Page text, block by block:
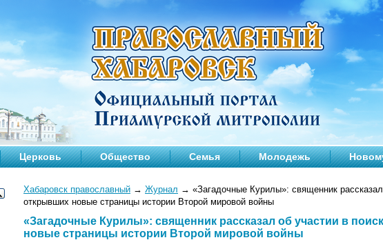
Церковь Общество Семья Молодежь
Хабаровск православный → Журнал → «Загадочные Курилы»: священник
открывших новые страницы истории Второй мировой войны
«Загадочные Курилы»: священник рассказал об участии в
новые страницы истории Второй мировой войны